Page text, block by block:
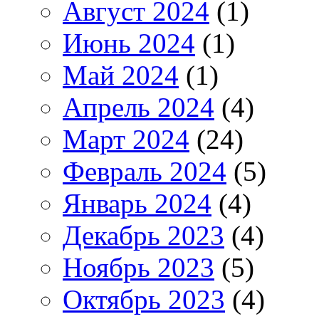
Август 2024 (1)
Июнь 2024 (1)
Май 2024 (1)
Апрель 2024 (4)
Март 2024 (24)
Февраль 2024 (5)
Январь 2024 (4)
Декабрь 2023 (4)
Ноябрь 2023 (5)
Октябрь 2023 (4)